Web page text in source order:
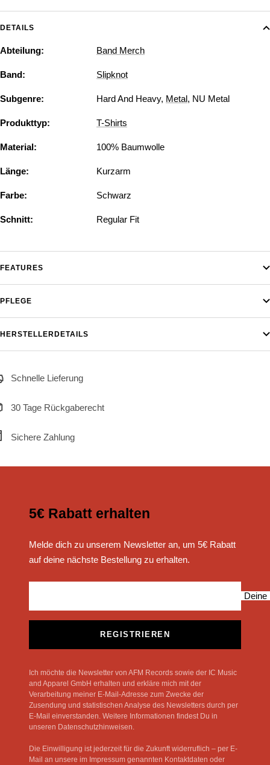
DETAILS
Abteilung: Band Merch
Band: Slipknot
Subgenre: Hard And Heavy, Metal, NU Metal
Produkttyp: T-Shirts
Material: 100% Baumwolle
Länge: Kurzarm
Farbe: Schwarz
Schnitt: Regular Fit
FEATURES
PFLEGE
HERSTELLERDETAILS
Schnelle Lieferung
30 Tage Rückgaberecht
Sichere Zahlung
5€ Rabatt erhalten
Melde dich zu unserem Newsletter an, um 5€ Rabatt
auf deine nächste Bestellung zu erhalten.
Deine
REGISTRIEREN
Ich möchte die Newsletter von AFM Records sowie der IC Music
and Apparel GmbH erhalten und erkläre mich mit der
Verarbeitung meiner E-Mail-Adresse zum Zwecke der
Zusendung und statistischen Analyse des Newsletters durch per
E-Mail einverstanden. Weitere Informationen findest Du in
unseren Datenschutzhinweisen.
Die Einwilligung ist jederzeit für die Zukunft widerruflich – per E-
Mail an unsere im Impressum genannten Kontaktdaten oder